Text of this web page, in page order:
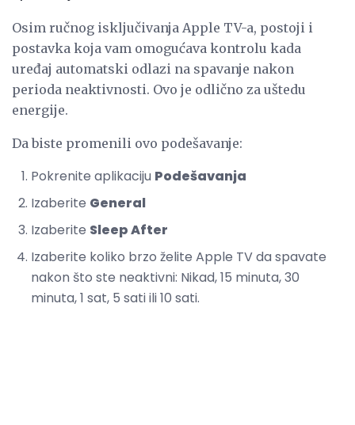
Osim ručnog isključivanja Apple TV-a, postoji i
postavka koja vam omogućava kontrolu kada
uređaj automatski odlazi na spavanje nakon
perioda neaktivnosti. Ovo je odlično za uštedu
energije.
Da biste promenili ovo podešavanje:
Pokrenite aplikaciju Podešavanja
Izaberite General
Izaberite Sleep After
Izaberite koliko brzo želite Apple TV da spavate
nakon što ste neaktivni: Nikad, 15 minuta, 30
minuta, 1 sat, 5 sati ili 10 sati.